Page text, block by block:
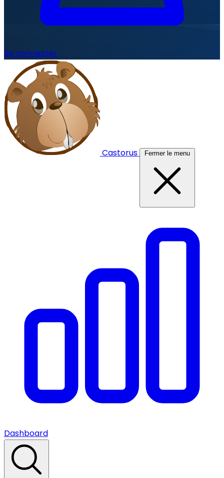
Se connecter
Castorus Fermer le menu
Dashboard